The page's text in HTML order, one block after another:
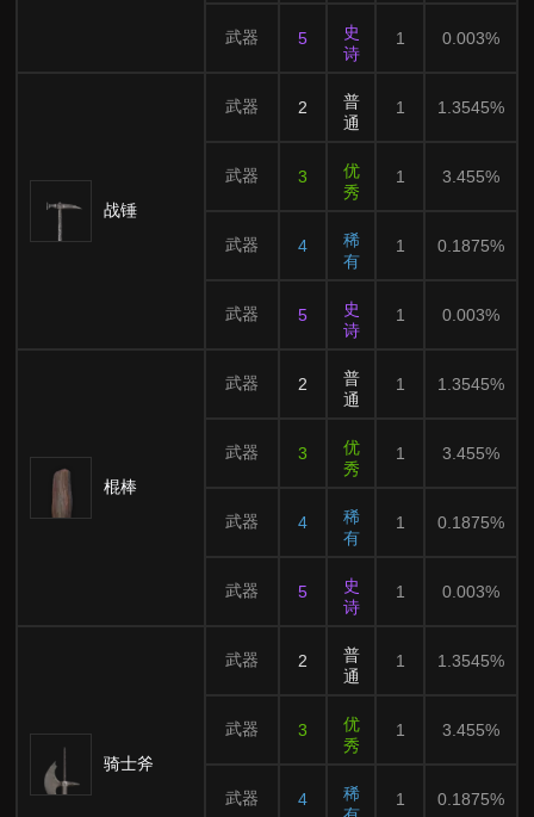
武器 5
史
诗
1 0.003%
战锤
武器 2
普
通
1 1.3545%
武器 3
优
秀
1 3.455%
武器 4
稀
有
1 0.1875%
武器 5
史
诗
1 0.003%
棍棒
武器 2
普
通
1 1.3545%
武器 3
优
秀
1 3.455%
武器 4
稀
有
1 0.1875%
武器 5
史
诗
1 0.003%
骑士斧
武器 2
普
通
1 1.3545%
武器 3
优
秀
1 3.455%
武器 4
稀
1 0.1875%